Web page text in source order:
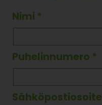
Nimi *
Puhelinnumero *
Sähköpostiosoite